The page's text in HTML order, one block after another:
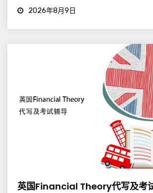
2026年8月9日
英国Financial Theory代写及考